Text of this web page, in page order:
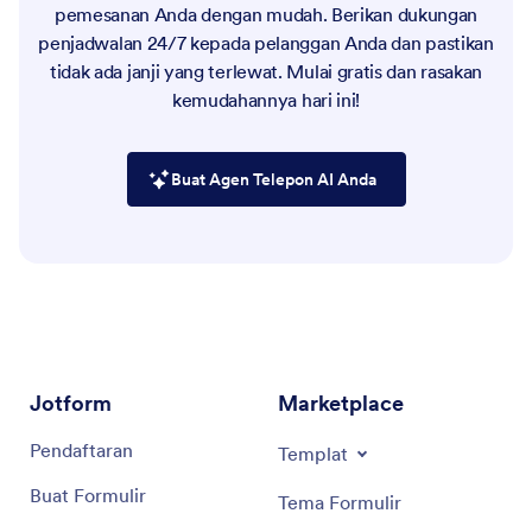
pemesanan Anda dengan mudah. Berikan dukungan
penjadwalan 24/7 kepada pelanggan Anda dan pastikan
tidak ada janji yang terlewat. Mulai gratis dan rasakan
kemudahannya hari ini!
Buat Agen Telepon AI Anda
Jotform
Pendaftaran
Buat Formulir
Marketplace
Templat
Tema Formulir